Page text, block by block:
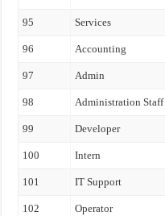
95 Services
96 Accounting
97 Admin
98 Administration Staff
99 Developer
100 Intern
101 IT Support
102 Operator